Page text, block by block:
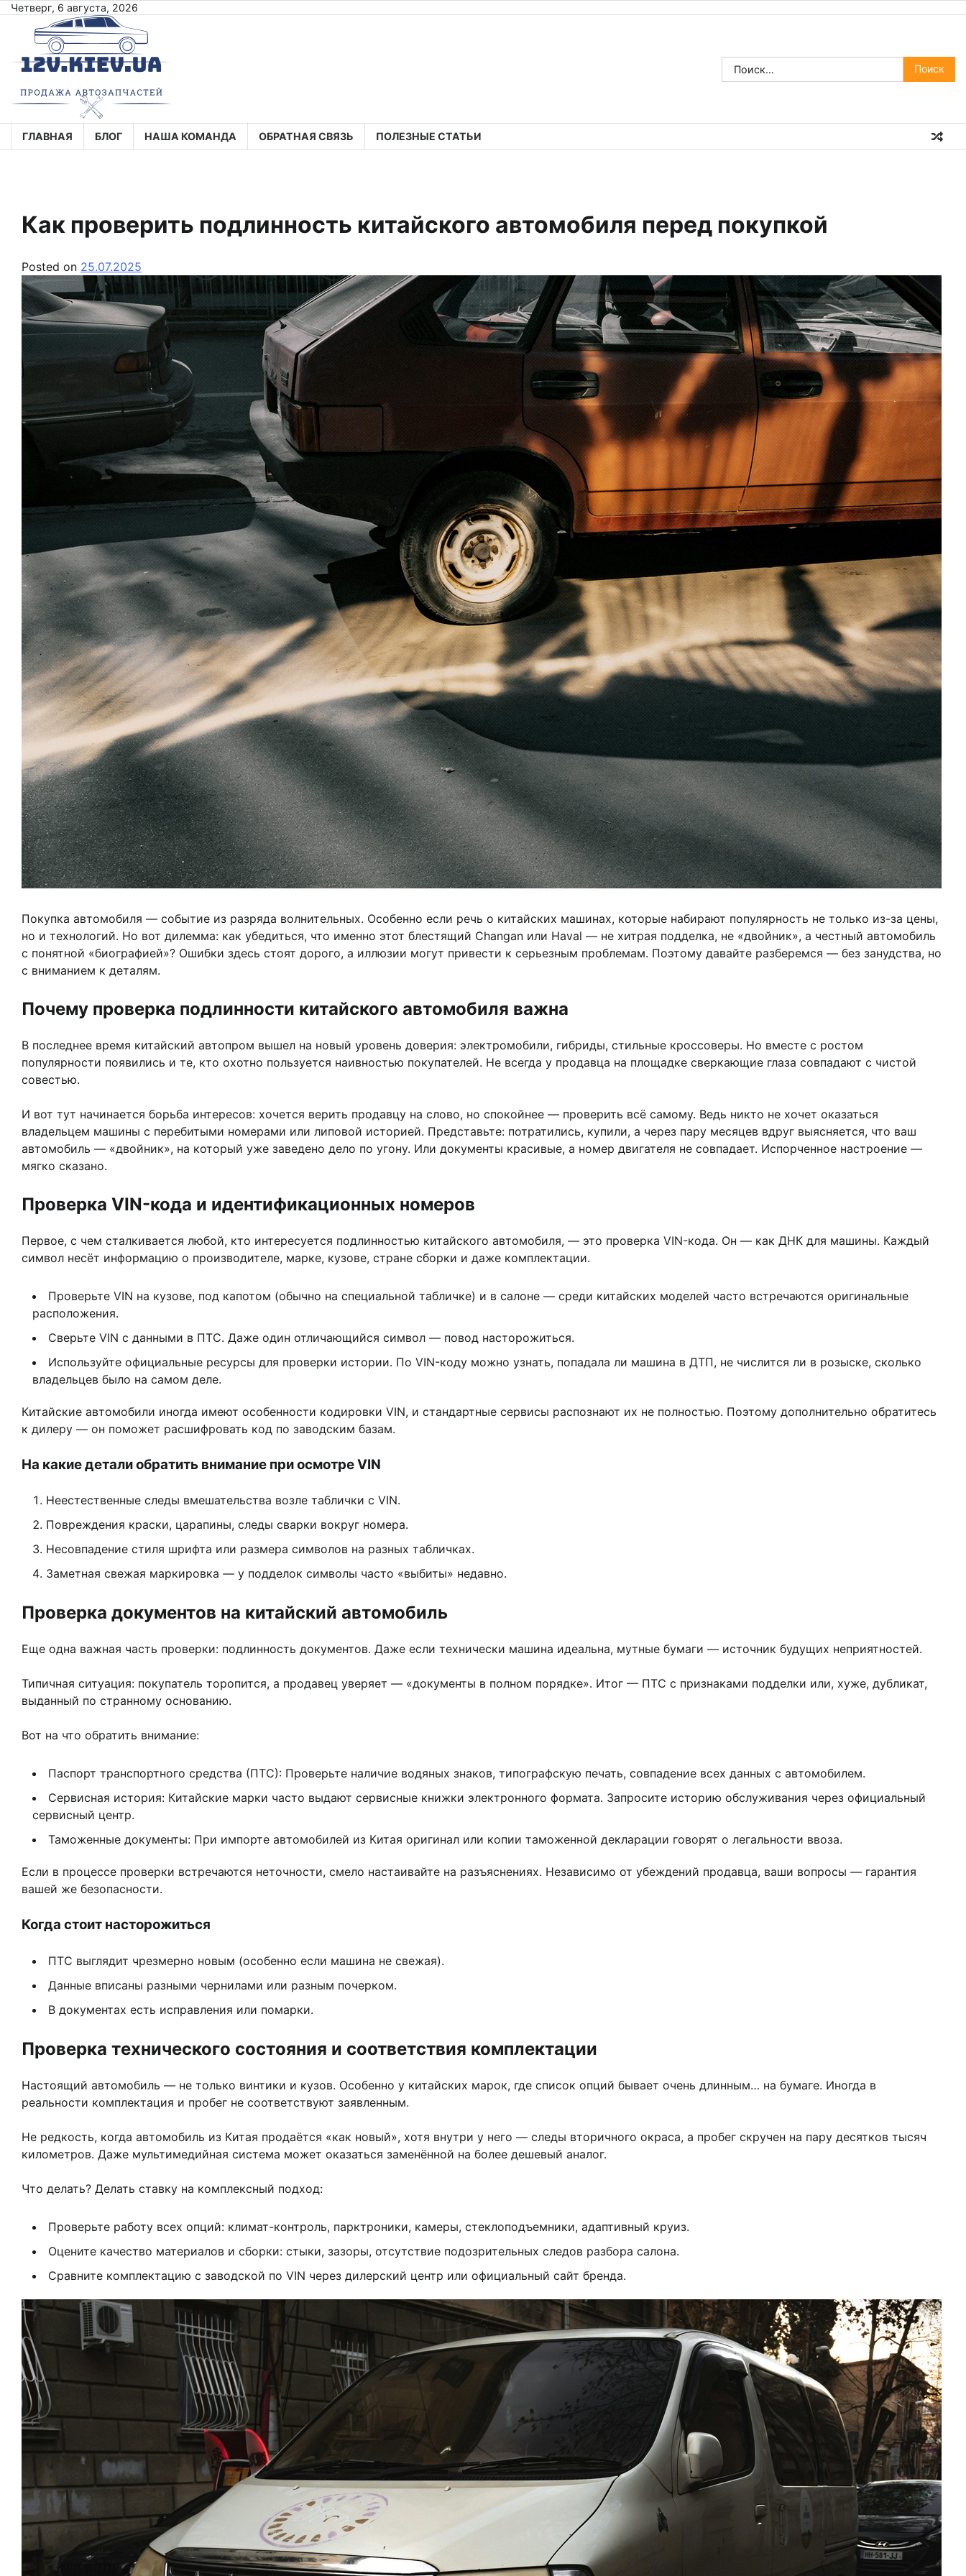
Skip
content
Четверг, 6 августа, 2026
Найти:
ГЛАВНАЯ БЛОГ НАША КОМАНДА ОБРАТНАЯ СВЯЗЬ ПОЛЕЗНЫЕ СТАТЬИ
Как проверить подлинность китайского автомобиля перед покупкой
Posted on 25.07.2025
Покупка автомобиля — событие из разряда волнительных. Особенно если речь о китайских машинах, которые набирают популярность не только из-за цены,
но и технологий. Но вот дилемма: как убедиться, что именно этот блестящий Changan или Haval — не хитрая подделка, не «двойник», а честный автомобиль
с понятной «биографией»? Ошибки здесь стоят дорого, а иллюзии могут привести к серьезным проблемам. Поэтому давайте разберемся — без занудства, но
с вниманием к деталям.
Почему проверка подлинности китайского автомобиля важна
В последнее время китайский автопром вышел на новый уровень доверия: электромобили, гибриды, стильные кроссоверы. Но вместе с ростом
популярности появились и те, кто охотно пользуется наивностью покупателей. Не всегда у продавца на площадке сверкающие глаза совпадают с чистой
совестью.
И вот тут начинается борьба интересов: хочется верить продавцу на слово, но спокойнее — проверить всё самому. Ведь никто не хочет оказаться
владельцем машины с перебитыми номерами или липовой историей. Представьте: потратились, купили, а через пару месяцев вдруг выясняется, что ваш
автомобиль — «двойник», на который уже заведено дело по угону. Или документы красивые, а номер двигателя не совпадает. Испорченное настроение —
мягко сказано.
Проверка VIN-кода и идентификационных номеров
Первое, с чем сталкивается любой, кто интересуется подлинностью китайского автомобиля, — это проверка VIN-кода. Он — как ДНК для машины. Каждый
символ несёт информацию о производителе, марке, кузове, стране сборки и даже комплектации.
Проверьте VIN на кузове, под капотом (обычно на специальной табличке) и в салоне — среди китайских моделей часто встречаются оригинальные
расположения.
Сверьте VIN с данными в ПТС. Даже один отличающийся символ — повод насторожиться.
Используйте официальные ресурсы для проверки истории. По VIN-коду можно узнать, попадала ли машина в ДТП, не числится ли в розыске, сколько
владельцев было на самом деле.
Китайские автомобили иногда имеют особенности кодировки VIN, и стандартные сервисы распознают их не полностью. Поэтому дополнительно обратитесь
к дилеру — он поможет расшифровать код по заводским базам.
На какие детали обратить внимание при осмотре VIN
Неестественные следы вмешательства возле таблички с VIN.
Повреждения краски, царапины, следы сварки вокруг номера.
Несовпадение стиля шрифта или размера символов на разных табличках.
Заметная свежая маркировка — у подделок символы часто «выбиты» недавно.
Проверка документов на китайский автомобиль
Еще одна важная часть проверки: подлинность документов. Даже если технически машина идеальна, мутные бумаги — источник будущих неприятностей.
Типичная ситуация: покупатель торопится, а продавец уверяет — «документы в полном порядке». Итог — ПТС с признаками подделки или, хуже, дубликат,
выданный по странному основанию.
Вот на что обратить внимание:
Паспорт транспортного средства (ПТС): Проверьте наличие водяных знаков, типографскую печать, совпадение всех данных с автомобилем.
Сервисная история: Китайские марки часто выдают сервисные книжки электронного формата. Запросите историю обслуживания через официальный
сервисный центр.
Таможенные документы: При импорте автомобилей из Китая оригинал или копии таможенной декларации говорят о легальности ввоза.
Если в процессе проверки встречаются неточности, смело настаивайте на разъяснениях. Независимо от убеждений продавца, ваши вопросы — гарантия
вашей же безопасности.
Когда стоит насторожиться
ПТС выглядит чрезмерно новым (особенно если машина не свежая).
Данные вписаны разными чернилами или разным почерком.
В документах есть исправления или помарки.
Проверка технического состояния и соответствия комплектации
Настоящий автомобиль — не только винтики и кузов. Особенно у китайских марок, где список опций бывает очень длинным… на бумаге. Иногда в
реальности комплектация и пробег не соответствуют заявленным.
Не редкость, когда автомобиль из Китая продаётся «как новый», хотя внутри у него — следы вторичного окраса, а пробег скручен на пару десятков тысяч
километров. Даже мультимедийная система может оказаться заменённой на более дешевый аналог.
Что делать? Делать ставку на комплексный подход:
Проверьте работу всех опций: климат-контроль, парктроники, камеры, стеклоподъемники, адаптивный круиз.
Оцените качество материалов и сборки: стыки, зазоры, отсутствие подозрительных следов разбора салона.
Сравните комплектацию с заводской по VIN через дилерский центр или официальный сайт бренда.